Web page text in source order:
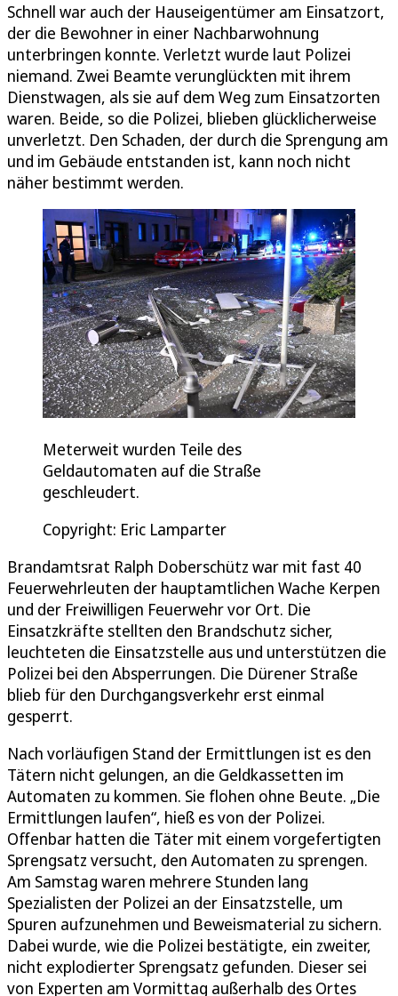
Schnell war auch der Hauseigentümer am Einsatzort,
der die Bewohner in einer Nachbarwohnung
unterbringen konnte. Verletzt wurde laut Polizei
niemand. Zwei Beamte verunglückten mit ihrem
Dienstwagen, als sie auf dem Weg zum Einsatzorten
waren. Beide, so die Polizei, blieben glücklicherweise
unverletzt. Den Schaden, der durch die Sprengung am
und im Gebäude entstanden ist, kann noch nicht
näher bestimmt werden.
Meterweit wurden Teile des
Geldautomaten auf die Straße
geschleudert.
Copyright: Eric Lamparter
Brandamtsrat Ralph Doberschütz war mit fast 40
Feuerwehrleuten der hauptamtlichen Wache Kerpen
und der Freiwilligen Feuerwehr vor Ort. Die
Einsatzkräfte stellten den Brandschutz sicher,
leuchteten die Einsatzstelle aus und unterstützen die
Polizei bei den Absperrungen. Die Dürener Straße
blieb für den Durchgangsverkehr erst einmal
gesperrt.
Nach vorläufigen Stand der Ermittlungen ist es den
Tätern nicht gelungen, an die Geldkassetten im
Automaten zu kommen. Sie flohen ohne Beute. „Die
Ermittlungen laufen“, hieß es von der Polizei.
Offenbar hatten die Täter mit einem vorgefertigten
Sprengsatz versucht, den Automaten zu sprengen.
Am Samstag waren mehrere Stunden lang
Spezialisten der Polizei an der Einsatzstelle, um
Spuren aufzunehmen und Beweismaterial zu sichern.
Dabei wurde, wie die Polizei bestätigte, ein zweiter,
nicht explodierter Sprengsatz gefunden. Dieser sei
von Experten am Vormittag außerhalb des Ortes